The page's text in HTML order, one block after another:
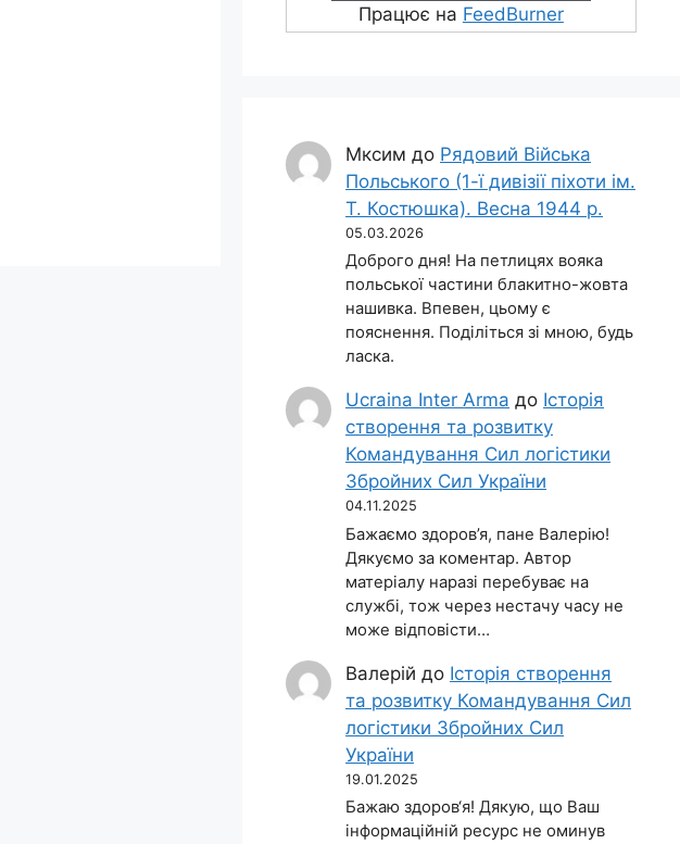
Працює на FeedBurner
Мксим до Рядовий Війська
Польського (1-ї дивізії піхоти ім.
Т. Костюшка). Весна 1944 р.
05.03.2026
Доброго дня! На петлицях вояка
польської частини блакитно-жовта
нашивка. Впевен, цьому є
пояснення. Поділіться зі мною, будь
ласка.
Ucraina Inter Arma до Історія
створення та розвитку
Командування Сил логістики
Збройних Сил України
04.11.2025
Бажаємо здоров’я, пане Валерію!
Дякуємо за коментар. Автор
матеріалу наразі перебуває на
службі, тож через нестачу часу не
може відповісти…
Валерій до Історія створення
та розвитку Командування Сил
логістики Збройних Сил
України
19.01.2025
Бажаю здоров‘я! Дякую, що Ваш
інформаційній ресурс не оминув